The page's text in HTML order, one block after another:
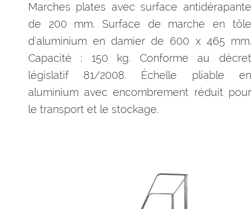
Marches plates avec surface antidérapante
de 200 mm. Surface de marche en tôle
d'aluminium en damier de 600 x 465 mm.
Capacité : 150 kg. Conforme au décret
législatif 81/2008. Échelle pliable en
aluminium avec encombrement réduit pour
le transport et le stockage.